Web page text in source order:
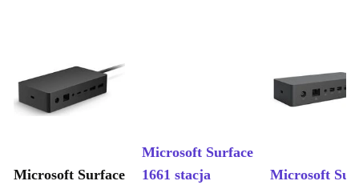
Microsoft Surface
Microsoft Surface
1661 stacja
Microsoft